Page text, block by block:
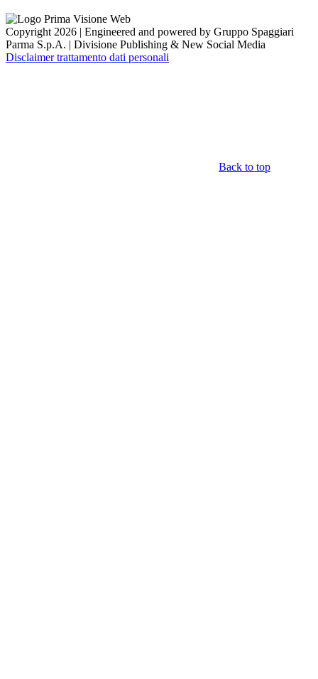
Copyright 2026 | Engineered and powered by Gruppo Spaggiari
Parma S.p.A. | Divisione Publishing & New Social Media
Disclaimer trattamento dati personali
Back to top